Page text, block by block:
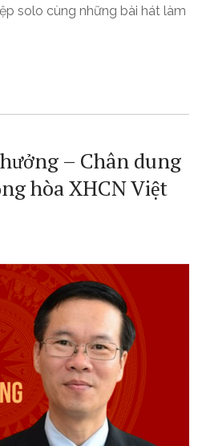
solo cùng những bài hát làm
– Chân dung
hòa XHCN Việt